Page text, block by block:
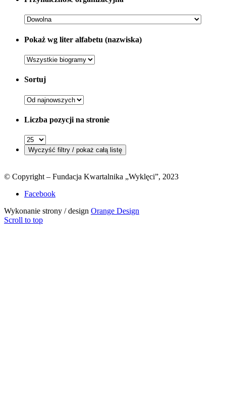
Pokaż wg liter alfabetu (nazwiska)
Sortuj
Liczba pozycji na stronie
© Copyright – Fundacja Kwartalnika „Wyklęci”, 2023
Facebook
Wykonanie strony / design Orange Design
Scroll to top